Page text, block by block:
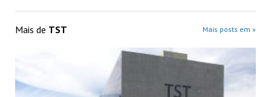
Mais de TST Mais posts em »